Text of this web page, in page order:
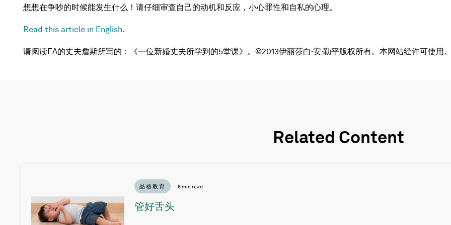
想想在争吵的时候能发生什么！请仔细审查自己的动机和反应，小心罪性和自私的心理。
Read this article in English.
请阅读EA的丈夫詹斯所写的：《一位新婚丈夫所学到的5堂课》。©2013伊丽莎白·安·勒平版权所有。本网站经许可使用
Related Content
品格教育 6 min read
管好舌头